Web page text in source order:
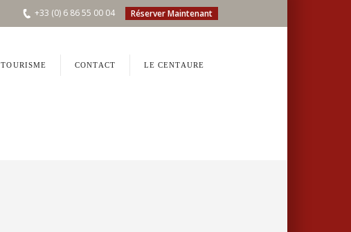
Réserver Maintenant
+33 (0) 6 86 55 00 04
TOURISME CONTACT LE CENTAURE